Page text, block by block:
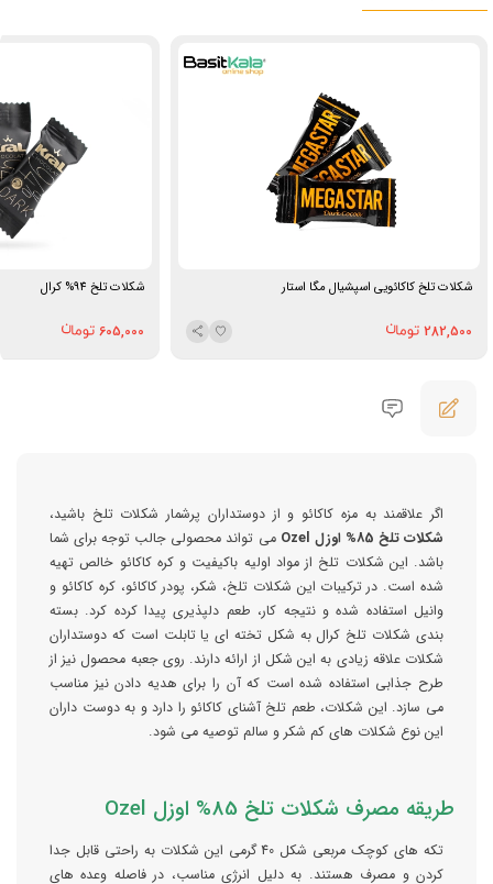
شکلات تلخ کاکائویی اسپشیال مگا استار
282,500
شکلات تلخ 94% کرال
605,000
اگر علاقمند به مزه کاکائو و از دوستداران پرشمار شکلات تلخ باشید،
شکلات تلخ 85% اوزل Ozel
می تواند محصولی جالب توجه برای شما
باشد. این شکلات تلخ از مواد اولیه باکیفیت و کره کاکائو خالص تهیه
شده است. در ترکیبات این شکلات تلخ، شکر، پودر کاکائو، کره کاکائو و
وانیل استفاده شده و نتیجه کار، طعم دلپذیری پیدا کرده کرد. بسته
بندی شکلات تلخ کرال به شکل تخته ای یا تابلت است که دوستداران
شکلات علاقه زیادی به این شکل از ارائه دارند. روی جعبه محصول نیز از
طرح جذابی استفاده شده است که آن را برای هدیه دادن نیز مناسب
می سازد. این شکلات، طعم تلخ آشنای کاکائو را دارد و به دوست داران
این نوع شکلات های کم شکر و سالم توصیه می شود.
طریقه مصرف شکلات تلخ 85% اوزل Ozel
تکه های کوچک مربعی شکل 40 گرمی این شکلات به راحتی قابل جدا
کردن و مصرف هستند. به دلیل انرژی مناسب، در فاصله وعده های